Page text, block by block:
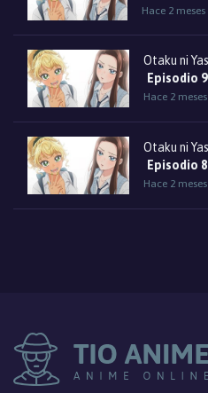
Hace 2 meses
Otaku ni
Episodio 9
Hace 2 meses
Otaku ni
Episodio 8
Hace 2 meses
Hace 3 meses